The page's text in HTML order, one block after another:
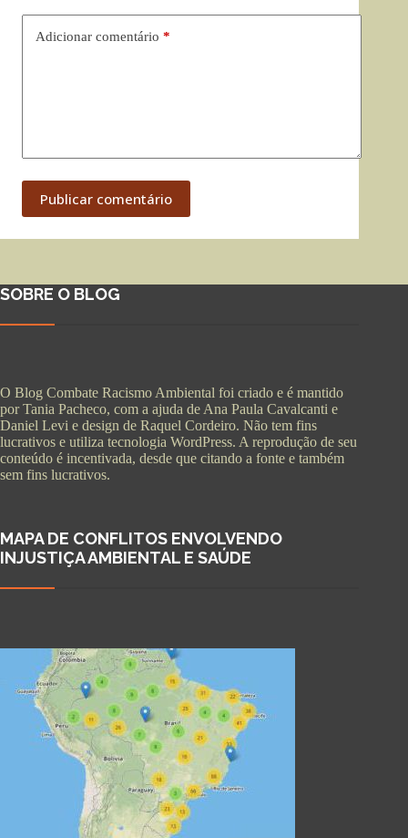
Adicionar comentário *
Publicar comentário
SOBRE O BLOG
O Blog Combate Racismo Ambiental foi criado e é mantido
por Tania Pacheco, com a ajuda de Ana Paula Cavalcanti e
Daniel Levi e design de Raquel Cordeiro. Não tem fins
lucrativos e utiliza tecnologia WordPress. A reprodução de seu
conteúdo é incentivada, desde que citando a fonte e também
sem fins lucrativos.
MAPA DE CONFLITOS ENVOLVENDO
INJUSTIÇA AMBIENTAL E SAÚDE